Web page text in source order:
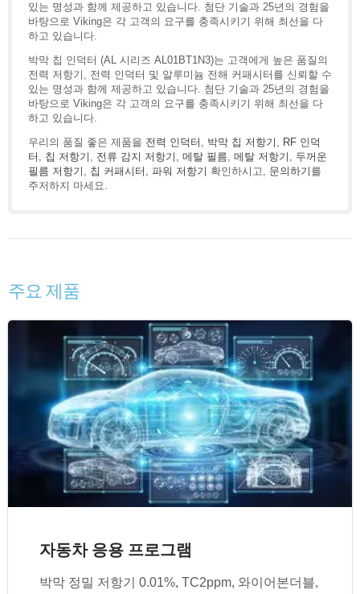
있는 명성과 함께 제공하고 있습니다. 첨단 기술과 25년의 경험을
바탕으로 Viking은 각 고객의 요구를 충족시키기 위해 최선을 다
하고 있습니다.
박막 칩 인덕터 (AL 시리즈 AL01BT1N3)는 고객에게 높은 품질의
전력 저항기, 전력 인덕터 및 알루미늄 전해 커패시터를 신뢰할 수
있는 명성과 함께 제공하고 있습니다. 첨단 기술과 25년의 경험을
바탕으로 Viking은 각 고객의 요구를 충족시키기 위해 최선을 다
하고 있습니다.
우리의 품질 좋은 제품을 전력 인덕터 , 박막 칩 저항기 , RF 인덕
터 , 칩 저항기 , 전류 감지 저항기 , 메탈 필름, 메탈 저항기 , 두꺼운
필름 저항기 , 칩 커패시터 , 파워 저항기 확인하시고, 문의하기 를
주저하지 마세요.
주요 제품
자동차 응용 프로그램
박막 정밀 저항기 0.01%, TC2ppm, 와이어본더블,